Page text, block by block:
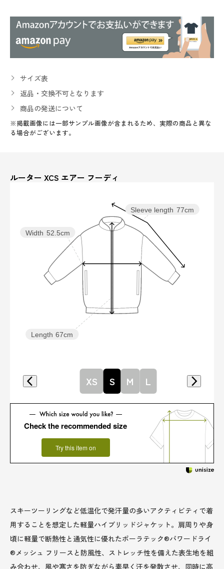
サイズ表
返品・交換不可となります
商品の発送について
※掲載画像には一部サンプル画像が含まれるため、実際の商品と異な
る場合がございます。
ルーター XCS エアー フーディ
Sleeve length 77cm
Length 67cm
Width 52.5cm
XS S M L
Check the recommended size
Try this item on
スキーツーリングなど低温化で発汗量の多いアクティビティで着
用することを想定した軽量ハイブリッドジャケット。肩周りや身
頃に軽量で断熱性と通気性に優れたポーラテック®パワードライ
®メッシュ フリースと防風性、ストレッチ性を備えた表生地を組
み合わせ、風や寒さを防ぎながら素早く汗を発散させ、同時に高